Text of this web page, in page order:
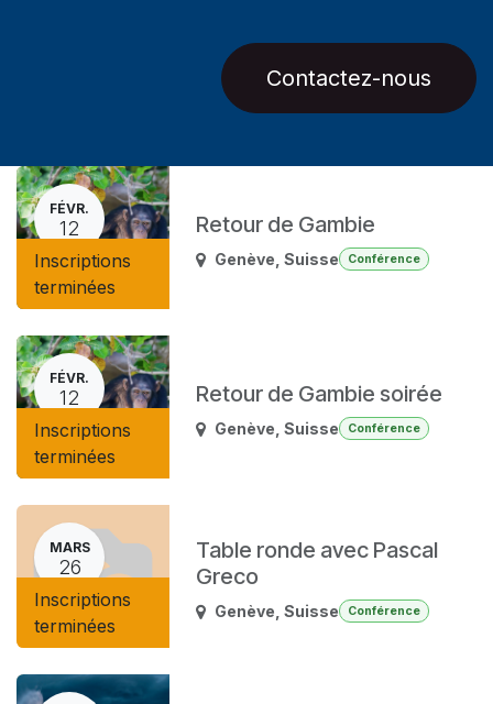
Contactez-nous
FÉVR.
12
Inscriptions
terminées
Retour de Gambie
Genève ,Suisse Conférence
FÉVR.
12
Inscriptions
terminées
Retour de Gambie soirée
Genève ,Suisse Conférence
MARS
26
Inscriptions
terminées
Table ronde avec Pascal
Greco
Genève ,Suisse Conférence